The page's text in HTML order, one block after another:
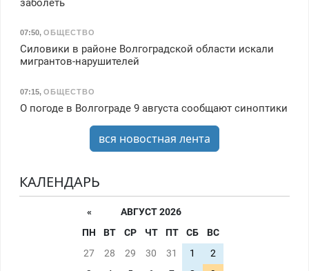
заболеть
07:50, ОБЩЕСТВО
Силовики в районе Волгоградской области искали
мигрантов-нарушителей
07:15, ОБЩЕСТВО
О погоде в Волгограде 9 августа сообщают синоптики
вся новостная лента
КАЛЕНДАРЬ
«
АВГУСТ 2026
ПН
ВТ СР ЧТ ПТ СБ
ВС
27
28 29 30 31 1
2